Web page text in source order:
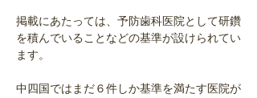
掲載にあたっては、予防歯科医院として研鑽
を積んでいることなどの基準が設けられてい
ます。
中四国ではまだ６件しか基準を満たす医院が